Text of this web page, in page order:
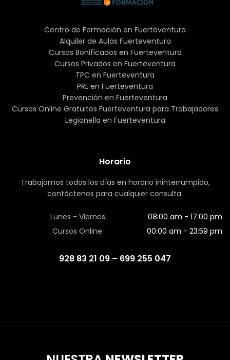
Centro de Formación en Fuerteventura
Alquiler de Aulas Fuerteventura
Cursos Bonificados en Fuerteventura
Cursos Privados en Fuerteventura
TPC en Fuerteventura
PRL en Fuerteventura
Prevención en Fuerteventura
Cursos Online Gratuitos Fuerteventura para Trabajadores
Legionella en Fuerteventura
Horario
Trabajamos todos los días en horario ininterrumpido,
contáctenos para cualquier consulta.
Lunes - Viernes
08:00 am - 17:00 pm
Cursos Online
00:00 am - 23:59 pm
928 83 21 09 – 699 255 047